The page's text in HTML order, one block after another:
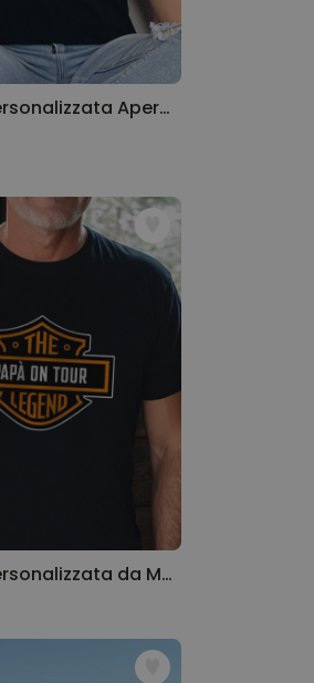
Maglietta Personalizzata Aperol Spritz Club
Maglietta Personalizzata da Moto con Nome